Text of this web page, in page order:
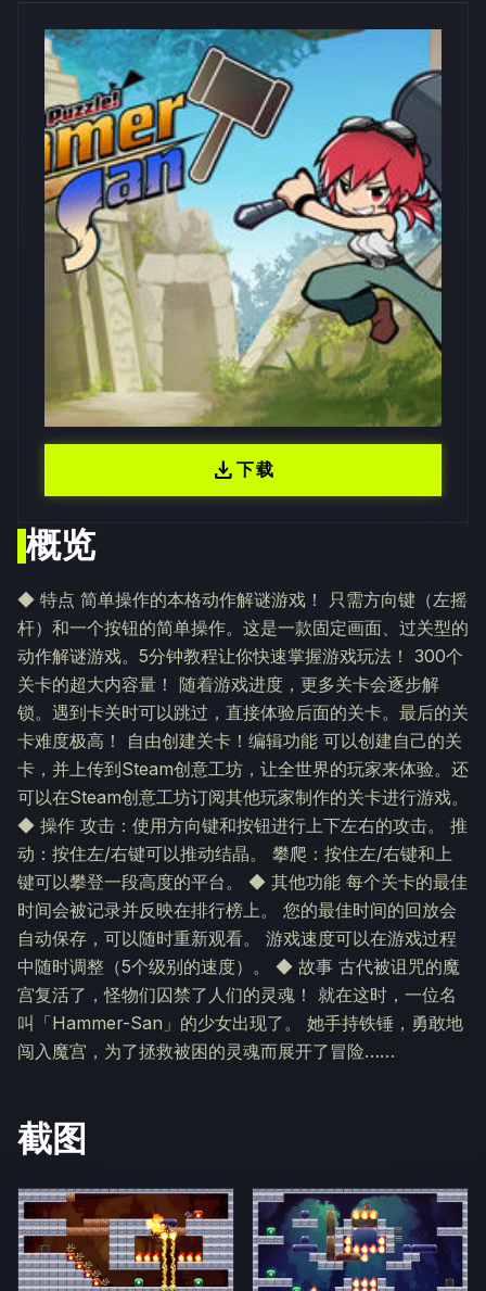
概览
◆ 特点 简单操作的本格动作解谜游戏！ 只需方向键（左摇
杆）和一个按钮的简单操作。这是一款固定画面、过关型的
动作解谜游戏。5分钟教程让你快速掌握游戏玩法！ 300个
关卡的超大内容量！ 随着游戏进度，更多关卡会逐步解
锁。遇到卡关时可以跳过，直接体验后面的关卡。最后的关
卡难度极高！ 自由创建关卡！编辑功能 可以创建自己的关
卡，并上传到Steam创意工坊，让全世界的玩家来体验。还
可以在Steam创意工坊订阅其他玩家制作的关卡进行游戏。
◆ 操作 攻击：使用方向键和按钮进行上下左右的攻击。 推
动：按住左/右键可以推动结晶。 攀爬：按住左/右键和上
键可以攀登一段高度的平台。 ◆ 其他功能 每个关卡的最佳
时间会被记录并反映在排行榜上。 您的最佳时间的回放会
自动保存，可以随时重新观看。 游戏速度可以在游戏过程
中随时调整（5个级别的速度）。 ◆ 故事 古代被诅咒的魔
宫复活了，怪物们囚禁了人们的灵魂！ 就在这时，一位名
叫「Hammer-San」的少女出现了。 她手持铁锤，勇敢地
闯入魔宫，为了拯救被困的灵魂而展开了冒险……
截图
download下载